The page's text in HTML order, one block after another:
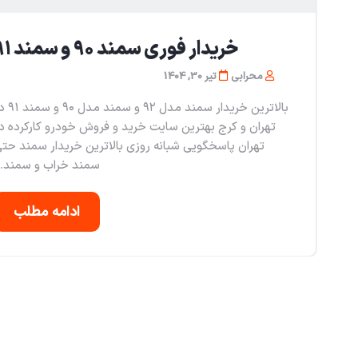
خریدار فوری سمند ۹۰ و سمند ۹۱
محرابی تیر 30, 1404
بالاترین
تهران و کرج بهترین سایت خرید و فروش خودرو کارکرده
تهران پاسخگویی شبانه روزی بالاترین خریدار سمند
سمند خراب و
ادامه مطلب